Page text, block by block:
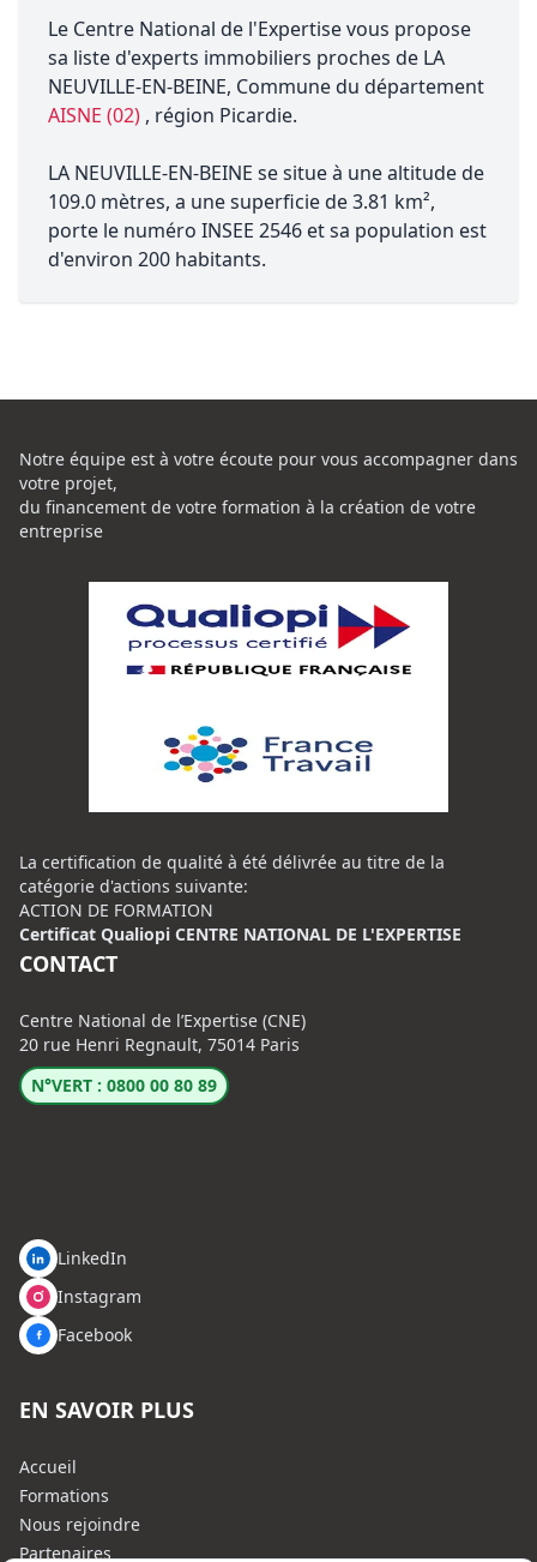
Le Centre National de l'Expertise vous propose
sa liste d'experts immobiliers proches de LA
NEUVILLE-EN-BEINE, Commune du département
AISNE (02) , région Picardie.
LA NEUVILLE-EN-BEINE se situe à une altitude de
109.0 mètres, a une superficie de 3.81 km²,
porte le numéro INSEE 2546 et sa population est
d'environ 200 habitants.
Notre équipe est à votre écoute pour vous accompagner dans
votre projet,
du financement de votre formation à la création de votre
entreprise
La certification de qualité à été délivrée au titre de la
catégorie d'actions suivante:
ACTION DE FORMATION
Certificat Qualiopi CENTRE NATIONAL DE L'EXPERTISE
CONTACT
Centre National de l’Expertise (CNE)
20 rue Henri Regnault, 75014 Paris
N°VERT : 0800 00 80 89
LinkedIn
Instagram
Facebook
EN SAVOIR PLUS
Accueil
Formations
Nous rejoindre
Partenaires